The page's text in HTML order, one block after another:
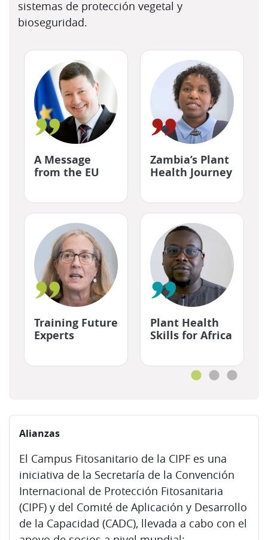
"
A Message
from the EU
"
Zambia’s Plant
Health Journey
"
Training Future
Experts
"
Plant Health
Skills for Africa
sistemas de protección vegetal y
bioseguridad.
Salta Alianzas
Alianzas
El Campus Fitosanitario de la CIPF es una
iniciativa de la Secretaría de la Convención
Internacional de Protección Fitosanitaria
(CIPF) y del Comité de Aplicación y Desarrollo
de la Capacidad (CADC), llevada a cabo con el